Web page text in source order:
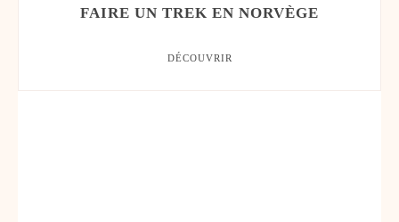
FAIRE UN TREK EN NORVÈGE
DÉCOUVRIR